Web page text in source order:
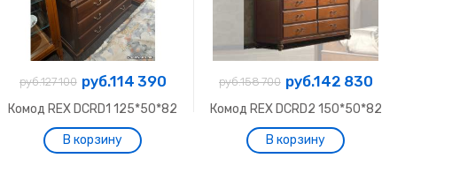
руб.127 100 руб.114 390
Комод REX DCRD1 125*50*82
руб.158 700 руб.142 830
Комод REX DCRD2 150*50*82